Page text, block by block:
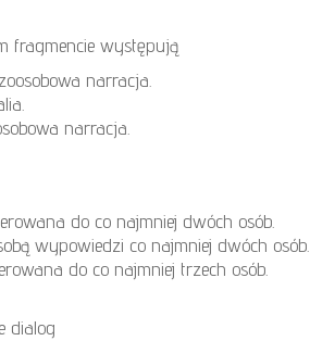
fragmencie występują
narracja.
narracja.
do co najmniej dwóch osób.
wypowiedzi co najmniej dwóch osób.
do co najmniej trzech osób.
dialog